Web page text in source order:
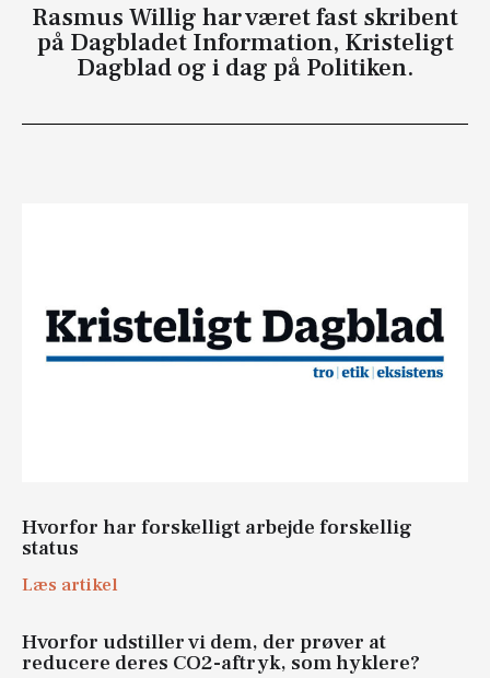
Rasmus Willig har været fast skribent
på Dagbladet Information, Kristeligt
Dagblad og i dag på Politiken.
Hvorfor har forskelligt arbejde forskellig
status
Læs artikel
Hvorfor udstiller vi dem, der prøver at
reducere deres CO2-aftryk, som hyklere?